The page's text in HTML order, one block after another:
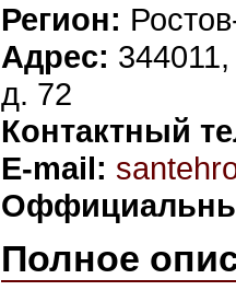
Регион:
Адрес:
д. 72
Контактный
E-mail:
Полное